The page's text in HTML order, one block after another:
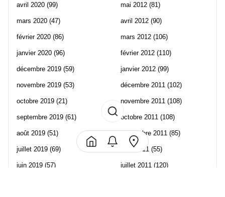
avril 2020 (99)
mars 2020 (47)
février 2020 (86)
janvier 2020 (96)
décembre 2019 (59)
novembre 2019 (53)
octobre 2019 (21)
septembre 2019 (61)
août 2019 (51)
juillet 2019 (69)
juin 2019 (57)
mai 2012 (81)
avril 2012 (90)
mars 2012 (106)
février 2012 (110)
janvier 2012 (99)
décembre 2011 (102)
novembre 2011 (108)
octobre 2011 (108)
septembre 2011 (85)
août 2011 (55)
juillet 2011 (120)